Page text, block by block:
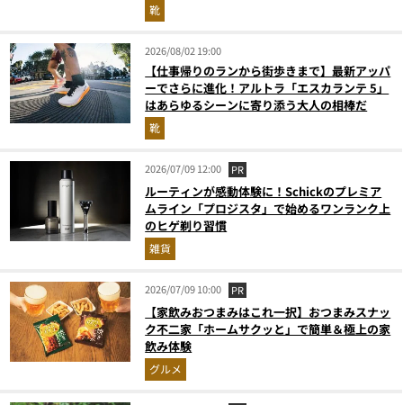
靴
2026/08/02 19:00
【仕事帰りのランから街歩きまで】最新アッパ
ーでさらに進化！アルトラ「エスカランテ 5」
はあらゆるシーンに寄り添う大人の相棒だ
靴
2026/07/09 12:00 PR
ルーティンが感動体験に！Schickのプレミア
ムライン「プロジスタ」で始めるワンランク上
のヒゲ剃り習慣
雑貨
2026/07/09 10:00 PR
【家飲みおつまみはこれ一択】おつまみスナッ
ク不二家「ホームサクッと」で簡単＆極上の家
飲み体験
グルメ